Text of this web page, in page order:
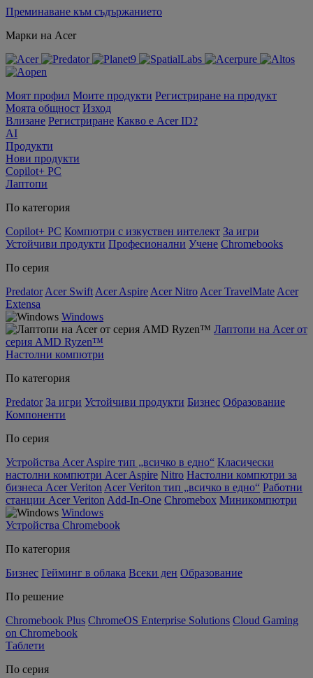
Преминаване към съдържанието
Марки на Acer
Моят профил Моите продукти Регистриране на продукт
Моята общност Изход
Влизане Регистриране Какво е Acer ID?
AI
Продукти
Нови продукти
Copilot+ PC
Лаптопи
По категория
Copilot+ PC Компютри с изкуствен интелект За игри
Устойчиви продукти Професионални Учене Chromebooks
По серия
Predator Acer Swift Acer Aspire Acer Nitro Acer TravelMate Acer
Extensa
Windows
Лаптопи на Acer от
серия AMD Ryzen™
Настолни компютри
По категория
Predator За игри Устойчиви продукти Бизнес Образование
Компоненти
По серия
Устройства Acer Aspire тип „всичко в едно“ Класически
настолни компютри Acer Aspire Nitro Настолни компютри за
бизнеса Acer Veriton Acer Veriton тип „всичко в едно“ Работни
станции Acer Veriton Add-In-One Chromebox Миникомпютри
Windows
Устройства Chromebook
По категория
Бизнес Гейминг в облака Всеки ден Образование
По решение
Chromebook Plus ChromeOS Enterprise Solutions Cloud Gaming
on Chromebook
Таблети
По серия